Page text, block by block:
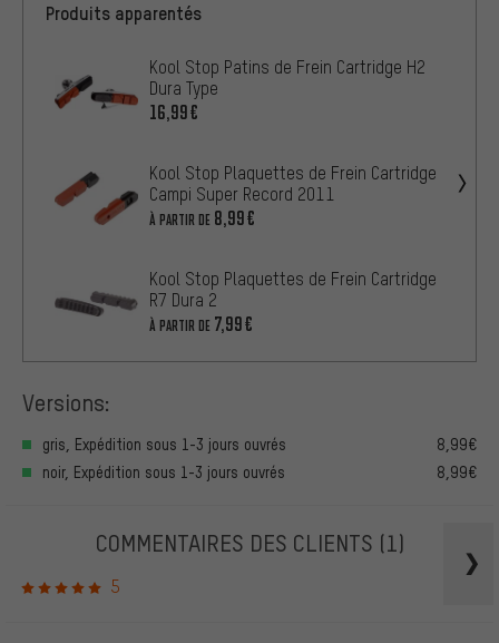
Produits apparentés
Kool Stop Patins de Frein Cartridge H2
Dura Type
16,99€
Kool Stop Plaquettes de Frein Cartridge
Campi Super Record 2011
À PARTIR DE 8,99€
Kool Stop Plaquettes de Frein Cartridge
R7 Dura 2
À PARTIR DE 7,99€
Versions:
gris, Expédition sous 1-3 jours ouvrés
8,99€
noir, Expédition sous 1-3 jours ouvrés
8,99€
COMMENTAIRES DES CLIENTS (1)
5